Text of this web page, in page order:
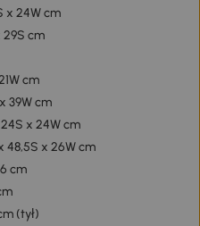
x 24W cm
cm
cm
39W cm
x 24W cm
48,5S x 26W cm
cm
(tył)